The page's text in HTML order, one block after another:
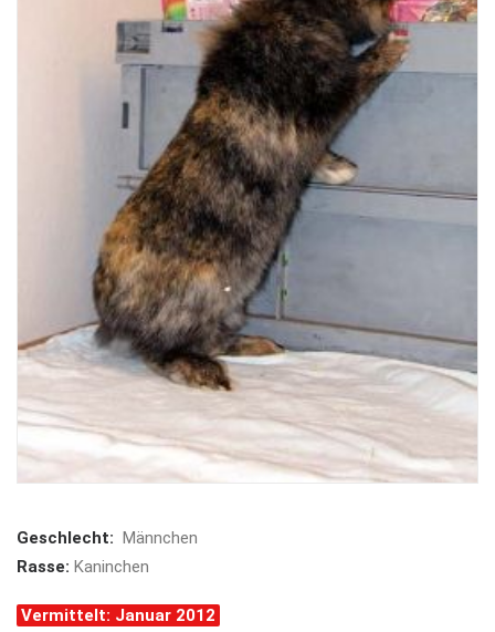
Geschlecht: Männchen
Rasse: Kaninchen
Vermittelt: Januar 2012